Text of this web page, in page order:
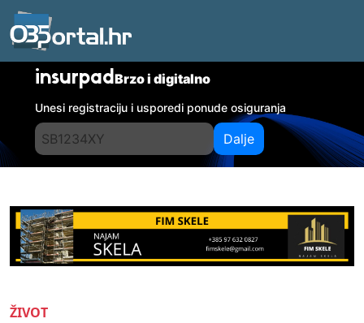
insurpadBrzo i digitalno
Unesi registraciju i usporedi ponude osiguranja
Dalje
ŽIVOT